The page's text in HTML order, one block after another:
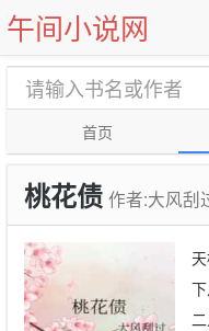
午间小说网
首页
桃花债 作者:大风刮